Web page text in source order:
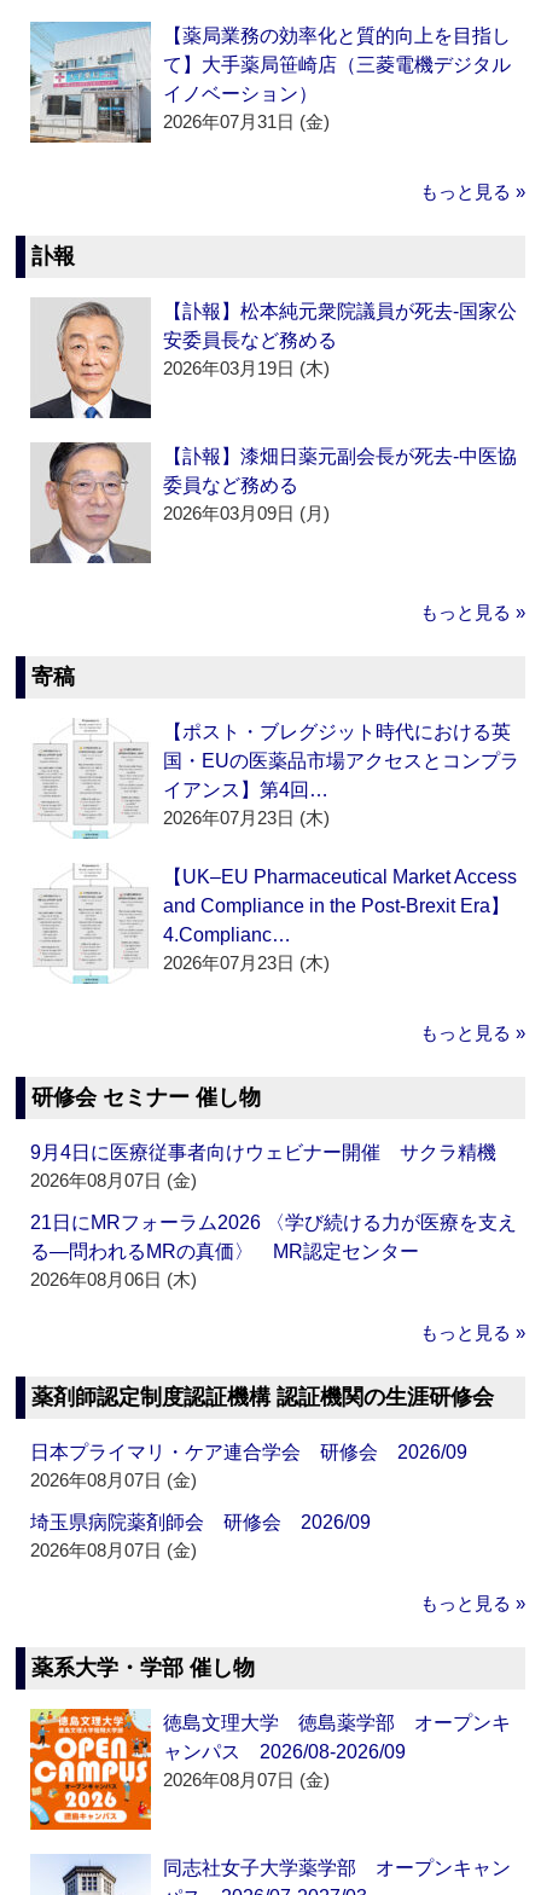
【薬局業務の効率化と質的向上を目指し
て】大手薬局笹崎店（三菱電機デジタル
イノベーション）
2026年07月31日 (金)
もっと見る »
訃報
【訃報】松本純元衆院議員が死去‐国家公
安委員長など務める
2026年03月19日 (木)
【訃報】漆畑日薬元副会長が死去‐中医協
委員など務める
2026年03月09日 (月)
もっと見る »
寄稿
【ポスト・ブレグジット時代における英
国・EUの医薬品市場アクセスとコンプラ
イアンス】第4回…
2026年07月23日 (木)
【UK–EU Pharmaceutical Market Access
and Compliance in the Post-Brexit Era】
4.Complianc…
2026年07月23日 (木)
もっと見る »
研修会 セミナー 催し物
9月4日に医療従事者向けウェビナー開催 サクラ精機
2026年08月07日 (金)
21日にMRフォーラム2026 〈学び続ける力が医療を支え
る―問われるMRの真価〉 MR認定センター
2026年08月06日 (木)
もっと見る »
薬剤師認定制度認証機構 認証機関の生涯研修会
日本プライマリ・ケア連合学会 研修会 2026/09
2026年08月07日 (金)
埼玉県病院薬剤師会 研修会 2026/09
2026年08月07日 (金)
もっと見る »
薬系大学・学部 催し物
徳島文理大学 徳島薬学部 オープンキ
ャンパス 2026/08-2026/09
2026年08月07日 (金)
同志社女子大学薬学部 オープンキャン